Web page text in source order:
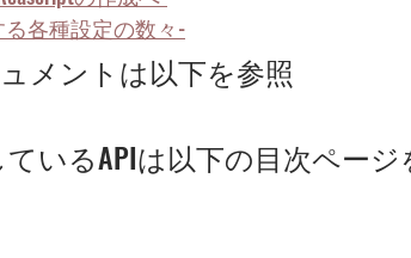
る各種設定の数々-
ュメントは以下を参照
ているAPIは以下の目次ペー